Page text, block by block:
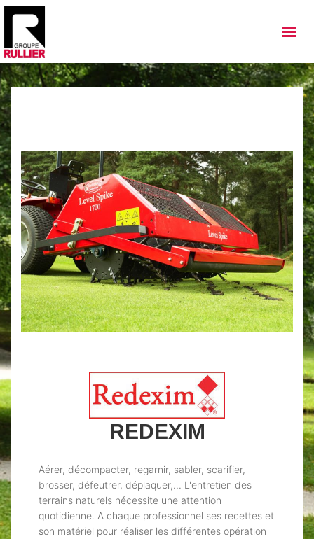
NOS ACTUALITÉS
REDEXIM
Aérer, décompacter, regarnir, sabler, scarifier,
brosser, défeutrer, déplaquer,... L'entretien des
terrains naturels nécessite une attention
quotidienne. A chaque professionnel ses recettes et
son matériel pour réaliser les différentes opération